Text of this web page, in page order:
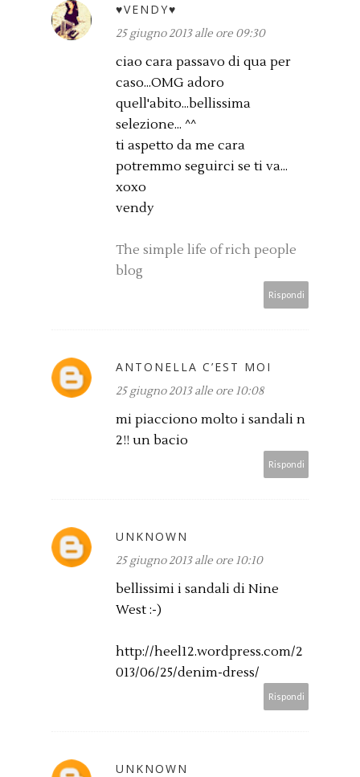
♥VENDY♥
25 giugno 2013 alle ore 09:30
ciao cara passavo di qua per
caso...OMG adoro
quell'abito...bellissima
selezione... ^^
ti aspetto da me cara
potremmo seguirci se ti va...
xoxo
vendy
The simple life of rich people
blog
Rispondi
ANTONELLA C’EST MOI
25 giugno 2013 alle ore 10:08
mi piacciono molto i sandali n
2!! un bacio
Rispondi
UNKNOWN
25 giugno 2013 alle ore 10:10
bellissimi i sandali di Nine
West :-)
http://heel12.wordpress.com/2
013/06/25/denim-dress/
Rispondi
UNKNOWN